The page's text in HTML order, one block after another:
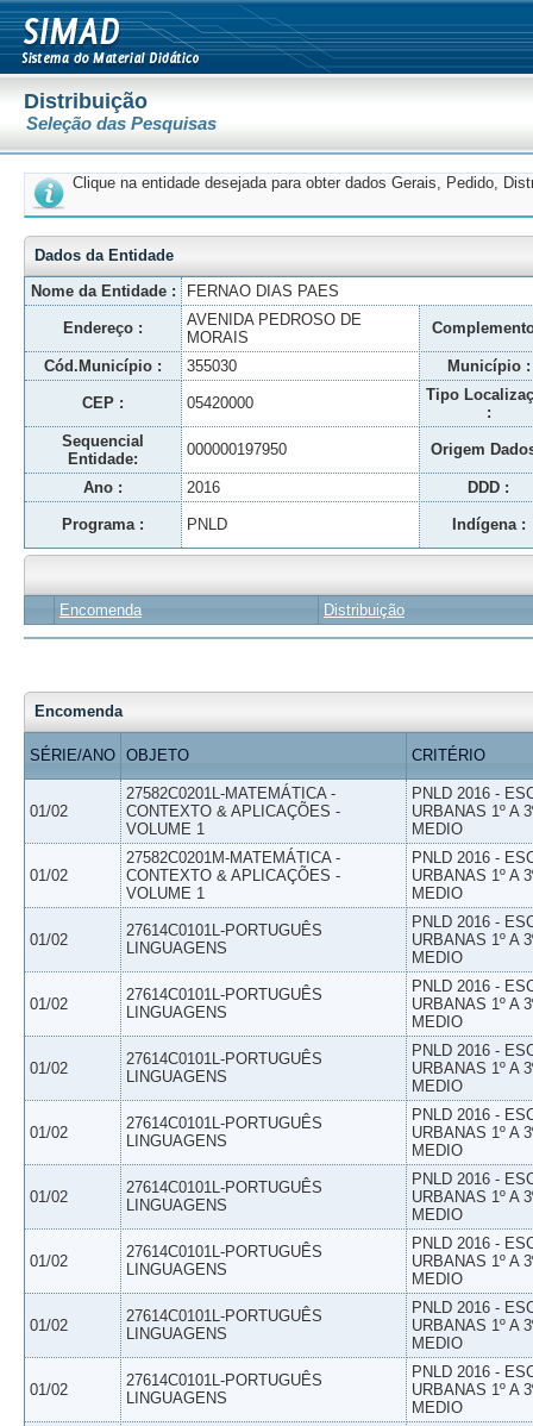
Distribuição
Seleção das Pesquisas
Clique na entidade desejada para obter dados Gerais, Pedido,
Dados da Entidade
Nome da Entidade :
FERNAO DIAS PAES
Endereço :
AVENIDA PEDROSO DE
MORAIS
Cód.Município : 355030 Município :
CEP : 05420000
Tipo
:
Sequencial
Entidade:
000000197950 Origem
Ano : 2016 DDD :
Programa : PNLD Indígena :
Encomenda Distribuição
Encomenda
SÉRIE/ANO OBJETO CRITÉRIO
01/02
27582C0201L-MATEMÁTICA -
CONTEXTO & APLICAÇÕES -
VOLUME 1
PNLD 2016 -
URBANAS 1º A
MEDIO
01/02
27582C0201M-MATEMÁTICA -
CONTEXTO & APLICAÇÕES -
VOLUME 1
PNLD 2016 -
URBANAS 1º A
MEDIO
01/02
27614C0101L-PORTUGUÊS
LINGUAGENS
PNLD 2016 -
URBANAS 1º A
MEDIO
01/02
27614C0101L-PORTUGUÊS
LINGUAGENS
PNLD 2016 -
URBANAS 1º A
MEDIO
01/02
27614C0101L-PORTUGUÊS
LINGUAGENS
PNLD 2016 -
URBANAS 1º A
MEDIO
01/02
27614C0101L-PORTUGUÊS
LINGUAGENS
PNLD 2016 -
URBANAS 1º A
MEDIO
01/02
27614C0101L-PORTUGUÊS
LINGUAGENS
PNLD 2016 -
URBANAS 1º A
MEDIO
01/02
27614C0101L-PORTUGUÊS
LINGUAGENS
PNLD 2016 -
URBANAS 1º A
MEDIO
01/02
27614C0101L-PORTUGUÊS
LINGUAGENS
PNLD 2016 -
URBANAS 1º A
MEDIO
01/02
27614C0101L-PORTUGUÊS
LINGUAGENS
PNLD 2016 -
URBANAS 1º A
MEDIO